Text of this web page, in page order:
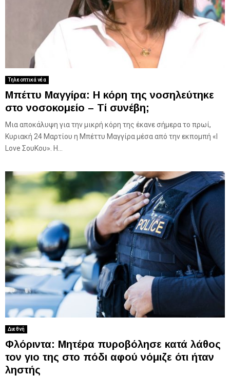
Τηλεοπτικά νέα
Μπέττυ Μαγγίρα: Η κόρη της νοσηλεύτηκε
στο νοσοκομείο – Τί συνέβη;
Μια αποκάλυψη για την μικρή κόρη της έκανε σήμερα το πρωί,
Κυριακή 24 Μαρτίου η Μπέττυ Μαγγίρα μέσα από την εκπομπή «I
Love ΣουΚου». Η...
Διεθνή
Φλόριντα: Μητέρα πυροβόλησε κατά λάθος
τον γιο της στο πόδι αφού νόμιζε ότι ήταν
ληστής